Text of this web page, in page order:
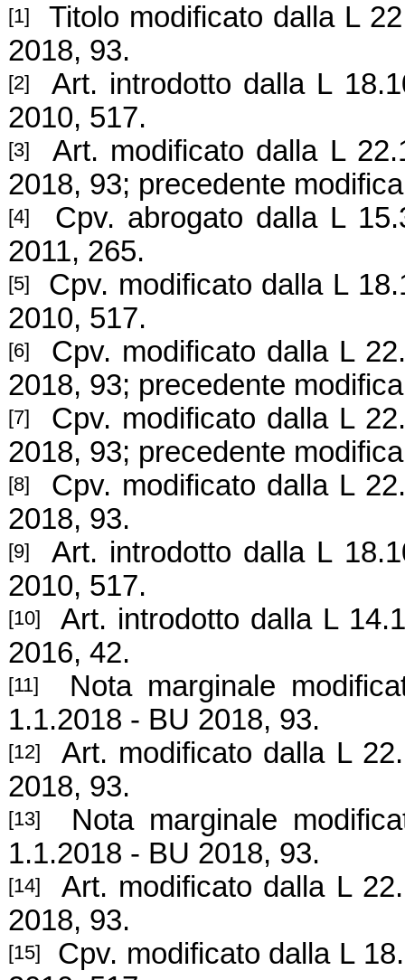
[1]
Titolo modificato dalla L
2018, 93.
[2]
Art. introdotto dalla L
2010, 517.
[3]
Art. modificato dalla L
2018, 93; precedente
[4]
Cpv. abrogato dalla L
2011, 265.
[5]
Cpv. modificato dalla L
2010, 517.
[6] Cpv. modificato dalla L
2018, 93; precedente
[7]
Cpv. modificato dalla L
2018, 93; precedente
[8]
Cpv. modificato dalla L
2018, 93.
[9]
Art. introdotto dalla L
2010, 517.
[10]
Art. introdotto dalla L
2016, 42.
[11]
Nota marginale
1.1.2018 - BU 2018, 93.
[12]
Art. modificato dalla L
2018, 93.
[13]
Nota marginale
1.1.2018 - BU 2018, 93.
[14]
Art. modificato dalla L
2018, 93.
[15]
Cpv. modificato dalla L